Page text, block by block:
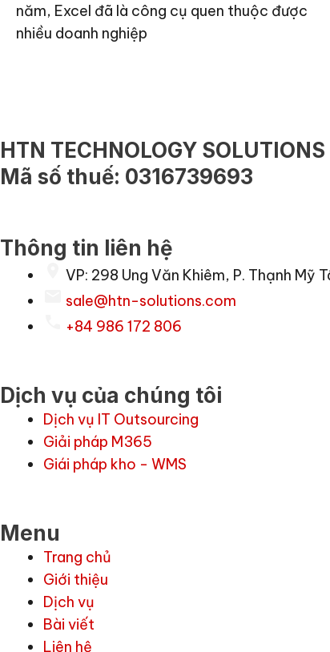
năm, Excel đã là công cụ quen thuộc được
nhiều doanh nghiệp
HTN TECHNOLOGY SOLUTIONS
Mã số thuế: 0316739693
Thông tin liên hệ
VP: 298 Ung Văn Khiêm, P. Thạnh Mỹ
sale@htn-solutions.com
+84 986 172 806
Dịch vụ của chúng tôi
Dịch vụ IT Outsourcing
Giải pháp M365
Giái pháp kho - WMS
Menu
Trang chủ
Giới thiệu
Dịch vụ
Bài viết
Liên hệ